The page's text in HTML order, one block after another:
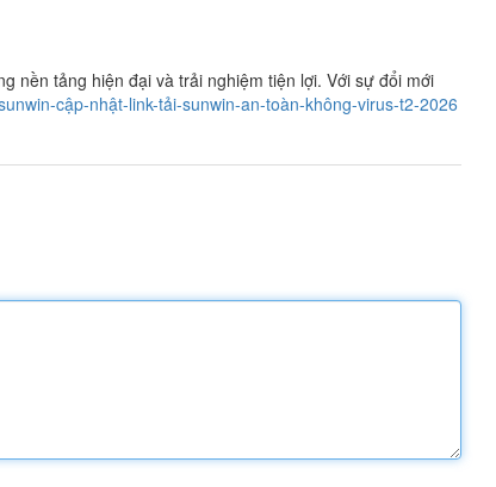
nền tảng hiện đại và trải nghiệm tiện lợi. Với sự đổi mới
cập-nhật-link-tải-sunwin-an-toàn-không-virus-t2-2026